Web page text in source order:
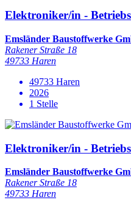
Elektroniker/in -
Emsländer Baustoffwerke
Rakener Straße 18
49733 Haren
49733 Haren
2026
1 Stelle
Elektroniker/in -
Emsländer Baustoffwerke
Rakener Straße 18
49733 Haren